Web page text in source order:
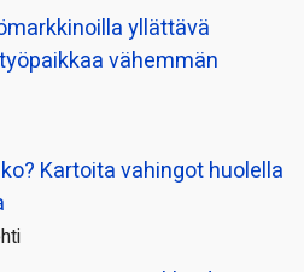
yllättävä
vähemmän
Kartoita vahingot huolella